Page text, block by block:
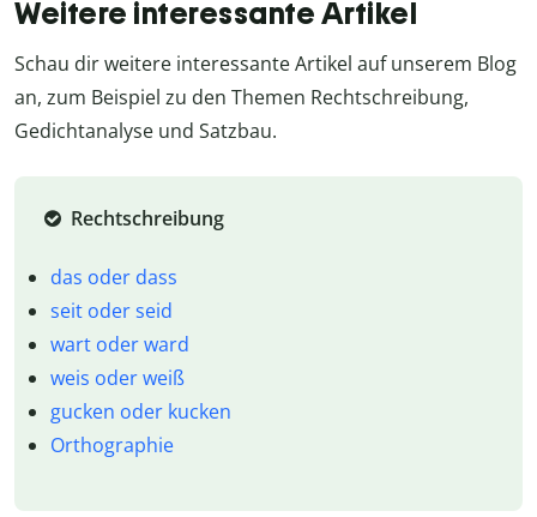
Weitere interessante Artikel
Schau dir weitere interessante Artikel auf unserem Blog
an, zum Beispiel zu den Themen Rechtschreibung,
Gedichtanalyse und Satzbau.
Rechtschreibung
das oder dass
seit oder seid
wart oder ward
weis oder weiß
gucken oder kucken
Orthographie